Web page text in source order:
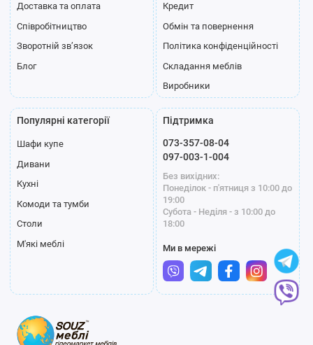
Доставка та оплата
Співробітництво
Зворотній зв’язок
Блог
Кредит
Обмін та повернення
Політика конфіденційності
Складання меблів
Виробники
Популярні категорії
Шафи купе
Дивани
Кухні
Комоди та тумби
Столи
М'які меблі
Підтримка
073-357-08-04
097-003-1-004
Без вихідних:
Понеділок - п'ятниця з 10:00 до
19:00
Субота - Неділя - з 10:00 до
18:00
Ми в мережі